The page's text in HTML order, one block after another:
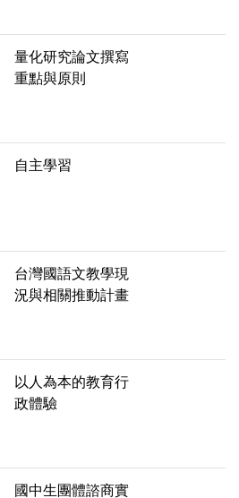
量化研究論文撰寫
重點與原則
自主學習
台灣國語文教學現
況與相關推動計畫
以人為本的教育行
政體驗
國中生團體諮商實